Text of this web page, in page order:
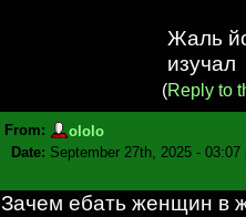
Жаль
изучал
(Reply to
From:
ololo
Date: September 27th, 2025 - 03:07
Зачем ебать женщин в